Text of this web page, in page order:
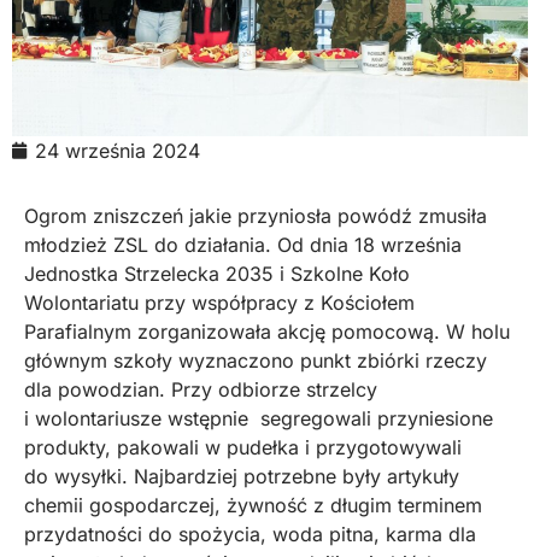
24 września 2024
Ogrom zniszczeń jakie przyniosła powódź zmusiła
młodzież ZSL do działania. Od dnia 18 września
Jednostka Strzelecka 2035 i Szkolne Koło
Wolontariatu przy współpracy z Kościołem
Parafialnym zorganizowała akcję pomocową. W holu
głównym szkoły wyznaczono punkt zbiórki rzeczy
dla powodzian. Przy odbiorze strzelcy
i wolontariusze wstępnie segregowali przyniesione
produkty, pakowali w pudełka i przygotowywali
do wysyłki. Najbardziej potrzebne były artykuły
chemii gospodarczej, żywność z długim terminem
przydatności do spożycia, woda pitna, karma dla